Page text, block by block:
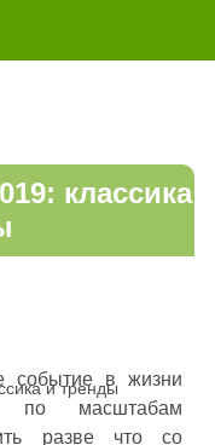
и тренды
классика
событие в жизни
по масштабам
разве что со